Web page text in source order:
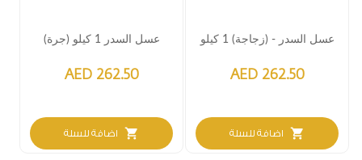
عسل السدر - (زجاجة) 1 كيلو
AED 262.50
shopping_cart اضافة للسلة
عسل السدر 1 كيلو (جرة)
AED 262.50
shopping_cart اضافة للسلة